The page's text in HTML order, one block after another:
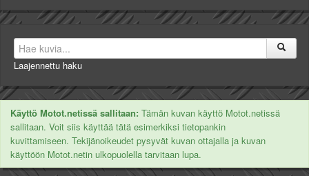
Laajennettu haku
Käyttö Motot.netissä sallitaan: Tämän kuvan käyttö Motot.netissä
sallitaan. Voit siis käyttää tätä esimerkiksi tietopankin
kuvittamiseen. Tekijänoikeudet pysyvät kuvan ottajalla ja kuvan
käyttöön Motot.netin ulkopuolella tarvitaan lupa.